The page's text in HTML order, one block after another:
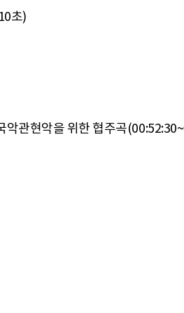
초)
관현악을 위한 협주곡